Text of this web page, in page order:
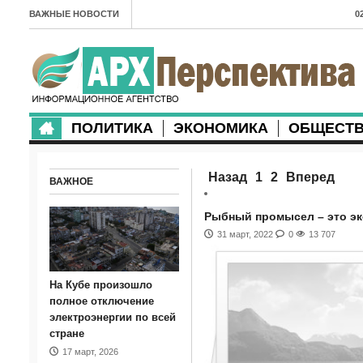
ВАЖНЫЕ НОВОСТИ
ПОЛИТИКА ЭКОНОМИКА
Назад 1 2 Вперед
Рыбный промысел – это
31 март, 2022 0 13 707
ВАЖНОЕ
На Кубе произошло
полное отключение
электроэнергии по всей
стране
17 март, 2026